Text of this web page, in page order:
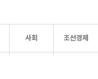
사회 조선경제